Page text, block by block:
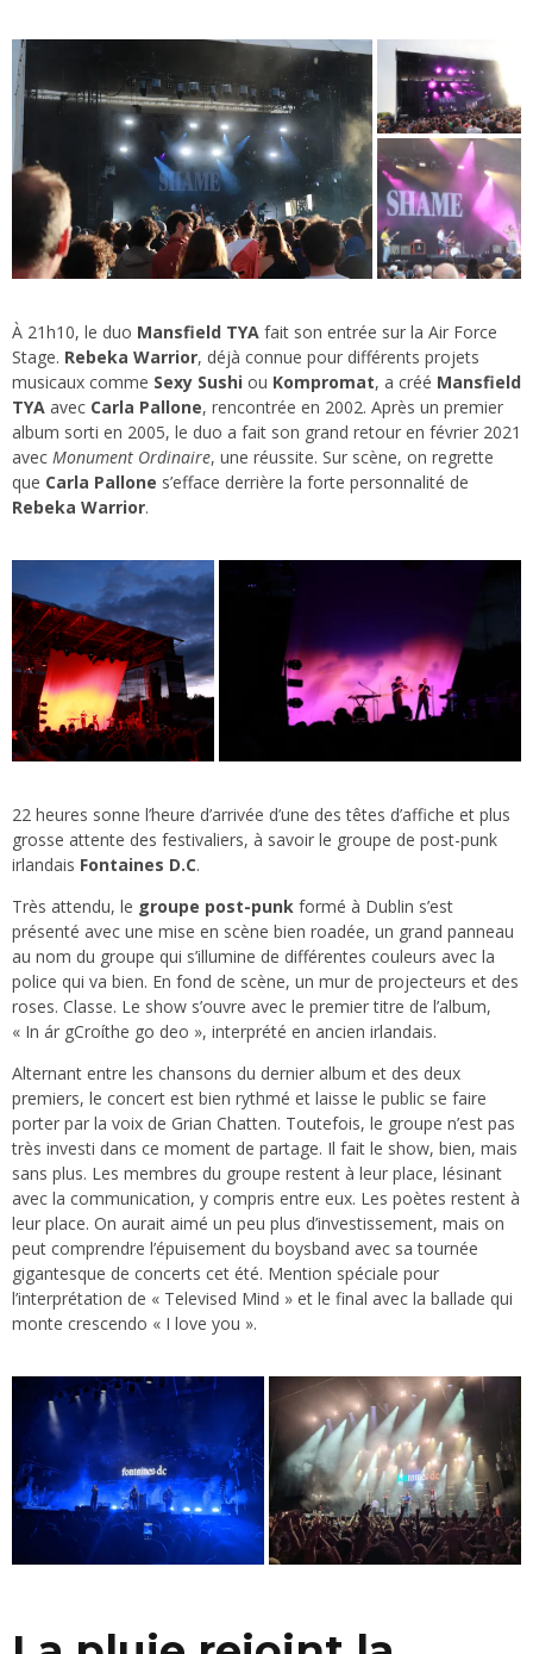
À 21h10, le duo Mansfield TYA fait son entrée sur la Air Force
Stage. Rebeka Warrior, déjà connue pour différents projets
musicaux comme Sexy Sushi ou Kompromat, a créé Mansfield
TYA avec Carla Pallone, rencontrée en 2002. Après un premier
album sorti en 2005, le duo a fait son grand retour en février 2021
avec Monument Ordinaire, une réussite. Sur scène, on regrette
que Carla Pallone s’efface derrière la forte personnalité de
Rebeka Warrior.
22 heures sonne l’heure d’arrivée d’une des têtes d’affiche et plus
grosse attente des festivaliers, à savoir le groupe de post-punk
irlandais Fontaines D.C.
Très attendu, le groupe post-punk formé à Dublin s’est
présenté avec une mise en scène bien roadée, un grand panneau
au nom du groupe qui s’illumine de différentes couleurs avec la
police qui va bien. En fond de scène, un mur de projecteurs et des
roses. Classe. Le show s’ouvre avec le premier titre de l’album,
« In ár gCroíthe go deo », interprété en ancien irlandais.
Alternant entre les chansons du dernier album et des deux
premiers, le concert est bien rythmé et laisse le public se faire
porter par la voix de Grian Chatten. Toutefois, le groupe n’est pas
très investi dans ce moment de partage. Il fait le show, bien, mais
sans plus. Les membres du groupe restent à leur place, lésinant
avec la communication, y compris entre eux. Les poètes restent à
leur place. On aurait aimé un peu plus d’investissement, mais on
peut comprendre l’épuisement du boysband avec sa tournée
gigantesque de concerts cet été. Mention spéciale pour
l’interprétation de « Televised Mind » et le final avec la ballade qui
monte crescendo « I love you ».